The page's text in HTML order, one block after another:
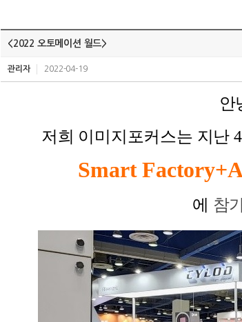
<2022 오토메이션 월드>
관리자 2022-04-19
안
저희 이미지포커스는 지난
Smart
에 참